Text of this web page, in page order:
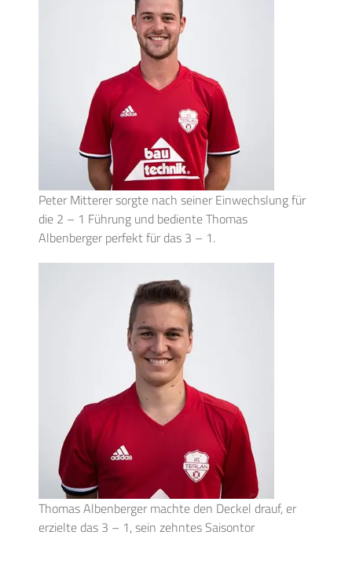
Peter Mitterer sorgte nach seiner Einwechslung für
die 2 – 1 Führung und bediente Thomas
Albenberger perfekt für das 3 – 1.
Thomas Albenberger machte den Deckel drauf, er
erzielte das 3 – 1, sein zehntes Saisontor